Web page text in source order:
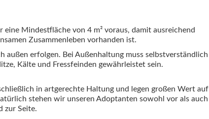
Mindestfläche von 4 m² voraus, damit ausreichend
Zusammenleben vorhanden ist.
außen erfolgen. Bei Außenhaltung muss selbstverständlich
Kälte und Fressfeinden gewährleistet sein.
in artgerechte Haltung und legen großen Wert auf
stehen wir unseren Adoptanten sowohl vor als auch
zur Seite.